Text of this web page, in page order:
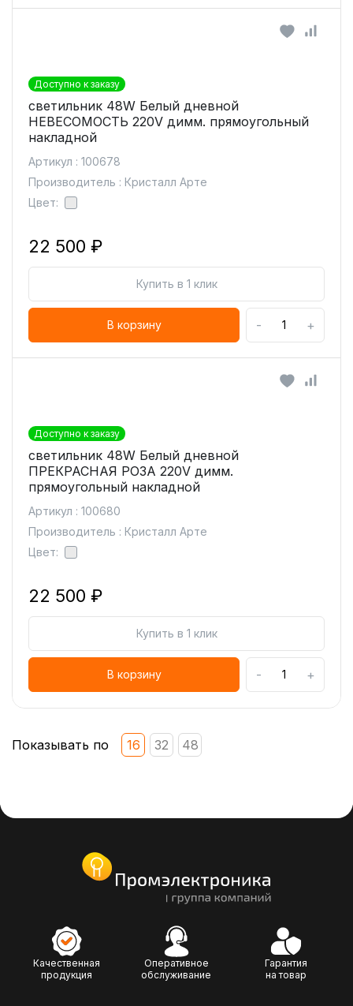
Доступно к заказу
светильник 48W Белый дневной
НЕВЕСОМОСТЬ 220V димм. прямоугольный
накладной
Артикул : 100678
Производитель : Кристалл Арте
Цвет:
22 500 ₽
Купить в 1 клик
В корзину - +
Доступно к заказу
светильник 48W Белый дневной
ПРЕКРАСНАЯ РОЗА 220V димм.
прямоугольный накладной
Артикул : 100680
Производитель : Кристалл Арте
Цвет:
22 500 ₽
Купить в 1 клик
В корзину - +
Показывать по 16 32 48
Качественная
продукция
Оперативное
обслуживание
Гарантия
на товар